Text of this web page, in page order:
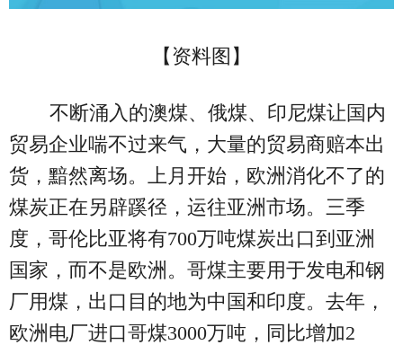
【资料图】
不断涌入的澳煤、俄煤、印尼煤让国内
贸易企业喘不过来气，大量的贸易商赔本出
货，黯然离场。上月开始，欧洲消化不了的
煤炭正在另辟蹊径，运往亚洲市场。三季
度，哥伦比亚将有700万吨煤炭出口到亚洲
国家，而不是欧洲。哥煤主要用于发电和钢
厂用煤，出口目的地为中国和印度。去年，
欧洲电厂进口哥煤3000万吨，同比增加2